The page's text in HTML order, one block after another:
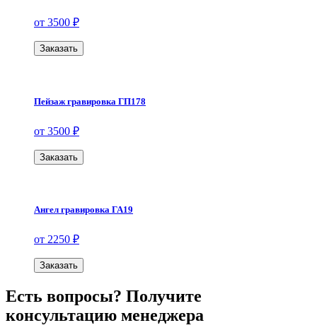
от 3500 ₽
Заказать
Пейзаж гравировка ГП178
от 3500 ₽
Заказать
Ангел гравировка ГА19
от 2250 ₽
Заказать
Есть вопросы? Получите
консультацию менеджера